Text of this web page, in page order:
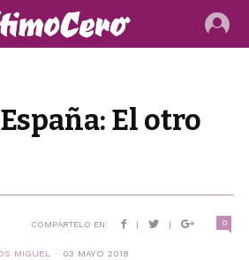
El otro
COMPÁRTELO EN: | | 0
MIGUEL
03 MAYO 2018